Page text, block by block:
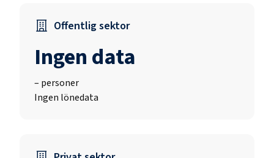
Offentlig sektor
Ingen data
– personer
Ingen lönedata